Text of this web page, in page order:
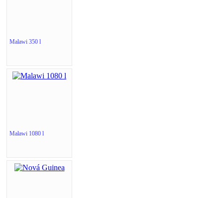
Malawi 350 l
Malawi 1080 l